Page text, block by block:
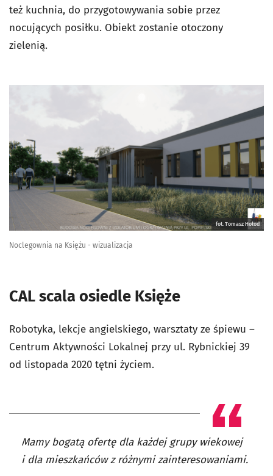
też kuchnia, do przygotowywania sobie przez
nocujących posiłku. Obiekt zostanie otoczony
zielenią.
fot. Tomasz Hołod
Noclegownia na Księżu - wizualizacja
CAL scala osiedle Księże
Robotyka, lekcje angielskiego, warsztaty ze śpiewu –
Centrum Aktywności Lokalnej przy ul. Rybnickiej 39
od listopada 2020 tętni życiem.
Mamy bogatą ofertę dla każdej grupy wiekowej
i dla mieszkańców z różnymi zainteresowaniami.